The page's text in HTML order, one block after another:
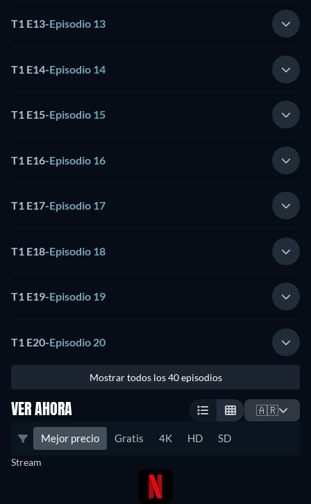
T1 E13-Episodio 13
T1 E14-Episodio 14
T1 E15-Episodio 15
T1 E16-Episodio 16
T1 E17-Episodio 17
T1 E18-Episodio 18
T1 E19-Episodio 19
T1 E20-Episodio 20
Mostrar todos los 40 episodios
VER AHORA 🇦🇷
Mejor precio Gratis 4K HD SD
Stream